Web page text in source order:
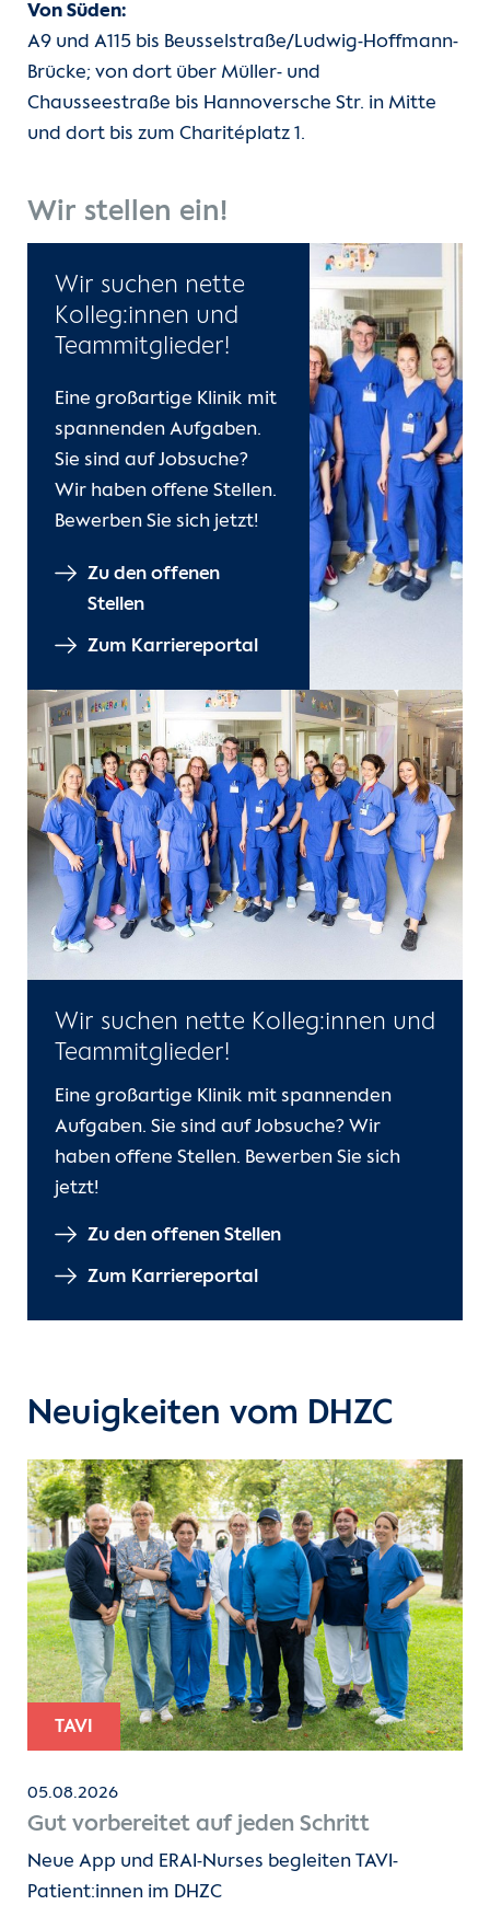
Von Süden:
A9 und A115 bis Beusselstraße/Ludwig-Hoffmann-
Brücke; von dort über Müller- und
Chausseestraße bis Hannoversche Str. in Mitte
und dort bis zum Charitéplatz 1.
Wir stellen ein!
Wir suchen nette
Kolleg:innen und
Teammitglieder!
Eine großartige Klinik mit
spannenden Aufgaben.
Sie sind auf Jobsuche?
Wir haben offene Stellen.
Bewerben Sie sich jetzt!
Zu den offenen
Stellen
Zum Karriereportal
Wir suchen nette Kolleg:innen und
Teammitglieder!
Eine großartige Klinik mit spannenden
Aufgaben. Sie sind auf Jobsuche? Wir
haben offene Stellen. Bewerben Sie sich
jetzt!
Zu den offenen Stellen
Zum Karriereportal
Neuigkeiten vom DHZC
TAVI
05.08.2026
Gut vorbereitet auf jeden Schritt
Neue App und ERAI-Nurses begleiten TAVI-
Patient:innen im DHZC